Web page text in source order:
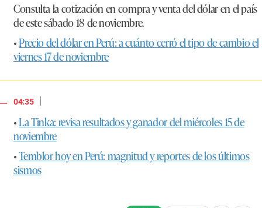
Consulta la cotización en compra y venta del dólar en el país
de este sábado 18 de noviembre.
•Precio del dólar en Perú: a cuánto cerró el tipo de cambio el
viernes 17 de noviembre
04:35
|
•La Tinka: revisa resultados y ganador del miércoles 15 de
noviembre
•Temblor hoy en Perú: magnitud y reportes de los últimos
sismos